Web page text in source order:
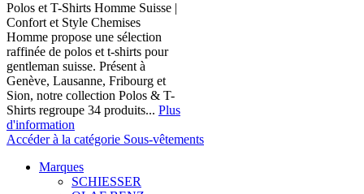
Polos et T-Shirts Homme Suisse |
Confort et Style Chemises
Homme propose une sélection
raffinée de polos et t-shirts pour
gentleman suisse. Présent à
Genève, Lausanne, Fribourg et
Sion, notre collection Polos & T-
Shirts regroupe 34 produits... Plus
d'information
Accéder à la catégorie Sous-vêtements
Marques
SCHIESSER